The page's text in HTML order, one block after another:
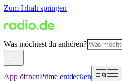
Zum Inhalt springen
Was möchtest du anhören?
App öffnenPrime entdecken